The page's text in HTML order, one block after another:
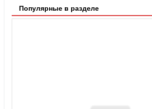
Популярные в разделе